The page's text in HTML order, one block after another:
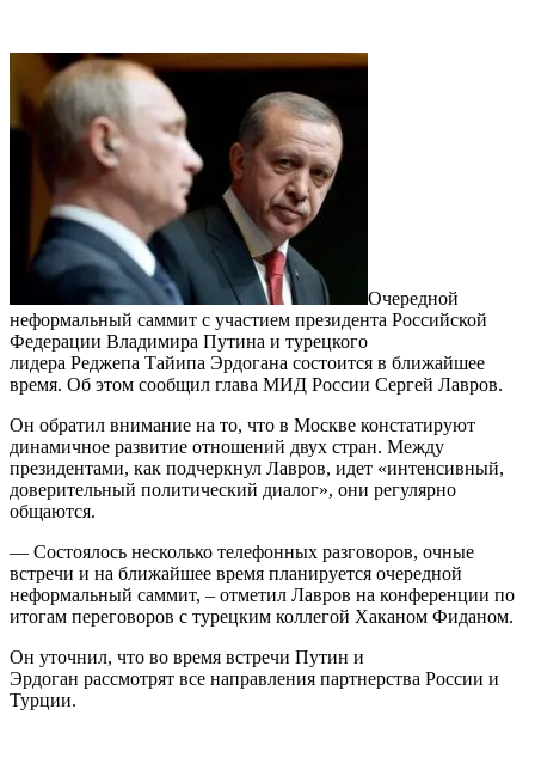
Очередной
неформальный саммит с участием президента Российской
Федерации Владимира Путина и турецкого
лидера Реджепа Тайипа Эрдогана состоится в ближайшее
время. Об этом сообщил глава МИД России Сергей Лавров.
Он обратил внимание на то, что в Москве констатируют
динамичное развитие отношений двух стран. Между
президентами, как подчеркнул Лавров, идет «интенсивный,
доверительный политический диалог», они регулярно
общаются.
— Состоялось несколько телефонных разговоров, очные
встречи и на ближайшее время планируется очередной
неформальный саммит, – отметил Лавров на конференции по
итогам переговоров с турецким коллегой Хаканом Фиданом.
Он уточнил, что во время встречи Путин и
Эрдоган рассмотрят все направления партнерства России и
Турции.